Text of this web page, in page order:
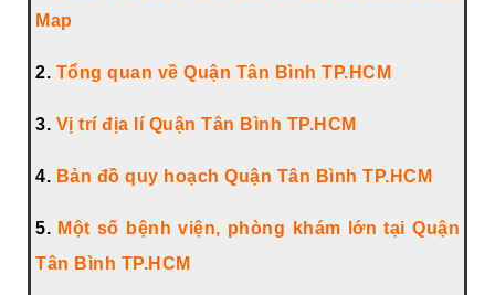
Map
2. Tổng quan về Quận Tân Bình TP.HCM
3. Vị trí địa lí Quận Tân Bình TP.HCM
4. Bản đồ quy hoạch Quận Tân Bình TP.HCM
5. Một số bệnh viện, phòng khám lớn tại Quận
Tân Bình TP.HCM